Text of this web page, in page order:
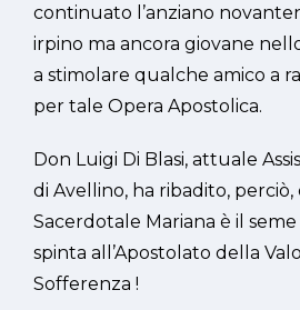
continuato l’anziano
irpino ma ancora giovane
a stimolare qualche amico a
per tale Opera Apostolica.
Don Luigi Di Blasi, attuale
di Avellino, ha ribadito, perciò,
Sacerdotale Mariana è il
spinta all’Apostolato della
Sofferenza !